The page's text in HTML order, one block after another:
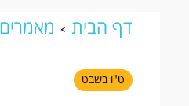
דף הבית מאמרים
בר קיימא!
ט"ו בשבט